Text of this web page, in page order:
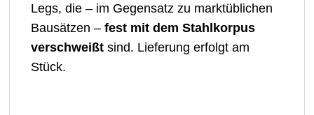
Legs, die – im Gegensatz zu marktüblichen
Bausätzen –fest mit dem Stahlkorpus
verschweißt sind. Lieferung erfolgt am
Stück.